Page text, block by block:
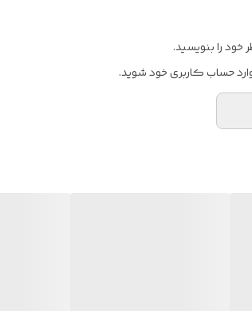
راحتی کار بیشتری را برای تکسنین فراهم
خود را بنویسید.
وارد حساب کاربری خود شوید.